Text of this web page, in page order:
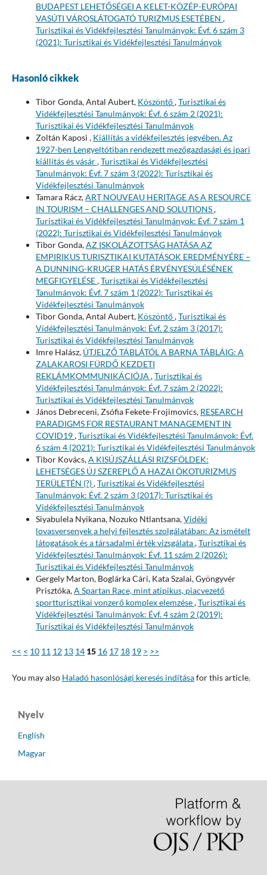
BUDAPEST LEHETŐSÉGEI A KELET-KÖZÉP-EURÓPAI
VASÚTI VÁROSLÁTOGATÓ TURIZMUS ESETÉBEN ,
Turisztikai és Vidékfejlesztési Tanulmányok: Évf. 6 szám 3
(2021): Turisztikai és Vidékfejlesztési Tanulmányok
Hasonló cikkek
Tibor Gonda, Antal Aubert, Köszöntő,Turisztikai és
Vidékfejlesztési Tanulmányok: Évf. 6 szám 2 (2021):
Turisztikai és Vidékfejlesztési Tanulmányok
Zoltán Kaposi , Kiállítás a vidékfejlesztés jegyében. Az
1927-ben Lengyeltótiban rendezett mezőgazdasági és ipari
kiállítás és vásár,Turisztikai és Vidékfejlesztési
Tanulmányok: Évf. 7 szám 3 (2022): Turisztikai és
Vidékfejlesztési Tanulmányok
Tamara Rácz,ART NOUVEAU HERITAGE AS A RESOURCE
IN TOURISM – CHALLENGES AND SOLUTIONS,
Turisztikai és Vidékfejlesztési Tanulmányok: Évf. 7 szám 1
(2022): Turisztikai és Vidékfejlesztési Tanulmányok
Tibor Gonda,AZ ISKOLÁZOTTSÁG HATÁSA AZ
EMPIRIKUS TURISZTIKAI KUTATÁSOK EREDMÉNYÉRE –
A DUNNING-KRUGER HATÁS ÉRVÉNYESÜLÉSÉNEK
MEGFIGYELÉSE,Turisztikai és Vidékfejlesztési
Tanulmányok: Évf. 7 szám 1 (2022): Turisztikai és
Vidékfejlesztési Tanulmányok
Tibor Gonda, Antal Aubert, Köszöntő,Turisztikai és
Vidékfejlesztési Tanulmányok: Évf. 2 szám 3 (2017):
Turisztikai és Vidékfejlesztési Tanulmányok
Imre Halász, ÚTJELZŐ TÁBLÁTÓL A BARNA TÁBLÁIG: A
ZALAKAROSI FÜRDŐ KEZDETI
REKLÁMKOMMUNIKÁCIÓJA ,Turisztikai és
Vidékfejlesztési Tanulmányok: Évf. 7 szám 2 (2022):
Turisztikai és Vidékfejlesztési Tanulmányok
János Debreceni, Zsófia Fekete-Frojimovics, RESEARCH
PARADIGMS FOR RESTAURANT MANAGEMENT IN
COVID19,Turisztikai és Vidékfejlesztési Tanulmányok: Évf.
6 szám 4 (2021): Turisztikai és Vidékfejlesztési Tanulmányok
Tibor Kovács,A KISÚJSZÁLLÁSI RIZSFÖLDEK:
LEHETSÉGES ÚJ SZEREPLŐ A HAZAI ÖKOTURIZMUS
TERÜLETÉN (?),Turisztikai és Vidékfejlesztési
Tanulmányok: Évf. 2 szám 3 (2017): Turisztikai és
Vidékfejlesztési Tanulmányok
Siyabulela Nyikana, Nozuko Ntlantsana,Vidéki
lovasversenyek a helyi fejlesztés szolgálatában: Az ismételt
látogatások és a társadalmi érték vizsgálata,Turisztikai és
Vidékfejlesztési Tanulmányok: Évf. 11 szám 2 (2026):
Turisztikai és Vidékfejlesztési Tanulmányok
Gergely Marton, Boglárka Cári, Kata Szalai, Gyöngyvér
Prisztóka,A Spartan Race, mint atipikus, piacvezető
sportturisztikai vonzerő komplex elemzése,Turisztikai és
Vidékfejlesztési Tanulmányok: Évf. 4 szám 2 (2019):
Turisztikai és Vidékfejlesztési Tanulmányok
<< < 10 11 12 13 14 15 16 17 18 19 > >>
You may also Haladó hasonlósági keresés indításafor this article.
Nyelv
English
Magyar